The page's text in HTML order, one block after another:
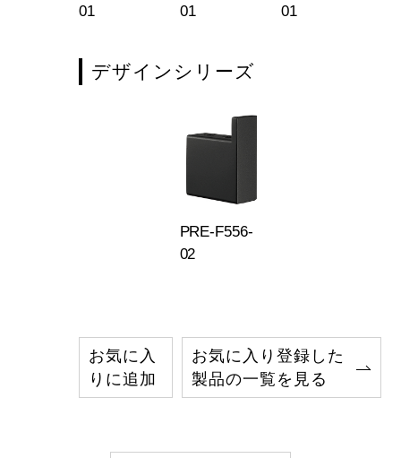
01
01
01
デザインシリーズ
PRE-F556-
02
お気に入
りに追加
お気に入り登録した
製品の一覧を見る